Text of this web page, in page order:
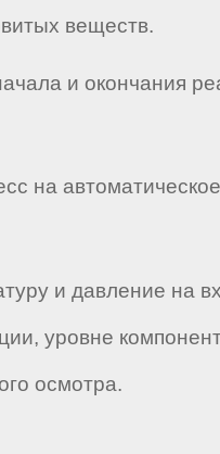
веществ.
и окончания
на
и давление на
уровне
осмотра.